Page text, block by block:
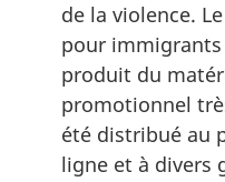
de la violence.
pour immigrants
produit du
promotionnel
été distribué au
ligne et à divers